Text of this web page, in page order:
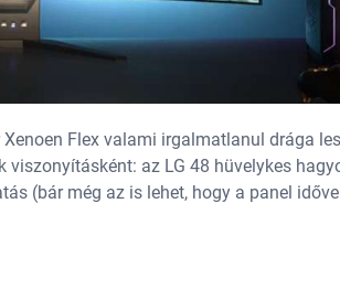
Flex valami irgalmatlanul drága
viszonyításként: az LG 48 hüvelykes
(bár még az is lehet, hogy a panel